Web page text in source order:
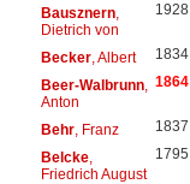
Bausznern,
Dietrich von
1928
Becker, Albert 1834
Beer-Walbrunn,
Anton
1864
Behr, Franz 1837
Belcke,
Friedrich August
1795